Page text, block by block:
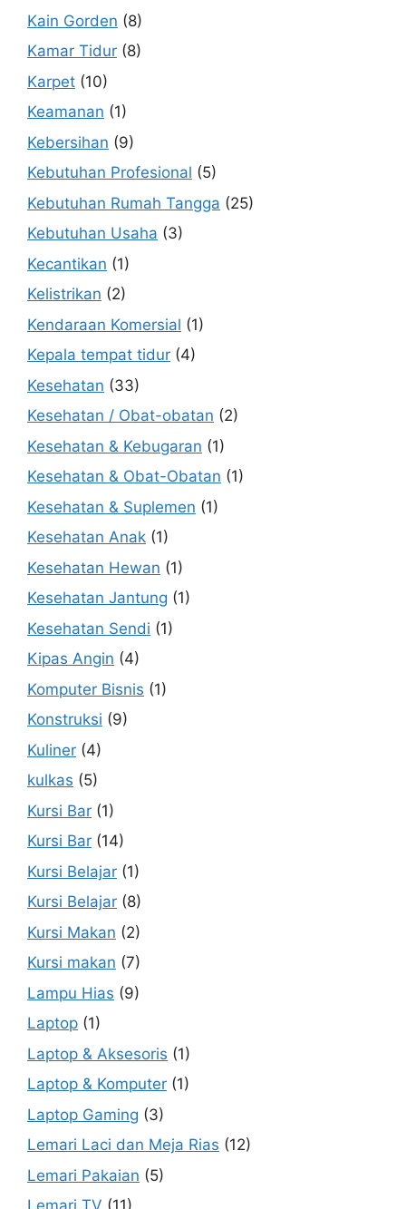
Kain Gorden (8)
Kamar Tidur (8)
Karpet (10)
Keamanan (1)
Kebersihan (9)
Kebutuhan Profesional (5)
Kebutuhan Rumah Tangga (25)
Kebutuhan Usaha (3)
Kecantikan (1)
Kelistrikan (2)
Kendaraan Komersial (1)
Kepala tempat tidur (4)
Kesehatan (33)
Kesehatan / Obat-obatan (2)
Kesehatan & Kebugaran (1)
Kesehatan & Obat-Obatan (1)
Kesehatan & Suplemen (1)
Kesehatan Anak (1)
Kesehatan Hewan (1)
Kesehatan Jantung (1)
Kesehatan Sendi (1)
Kipas Angin (4)
Komputer Bisnis (1)
Konstruksi (9)
Kuliner (4)
kulkas (5)
Kursi Bar (1)
Kursi Bar (14)
Kursi Belajar (1)
Kursi Belajar (8)
Kursi Makan (2)
Kursi makan (7)
Lampu Hias (9)
Laptop (1)
Laptop & Aksesoris (1)
Laptop & Komputer (1)
Laptop Gaming (3)
Lemari Laci dan Meja Rias (12)
Lemari Pakaian (5)
Lemari TV (11)